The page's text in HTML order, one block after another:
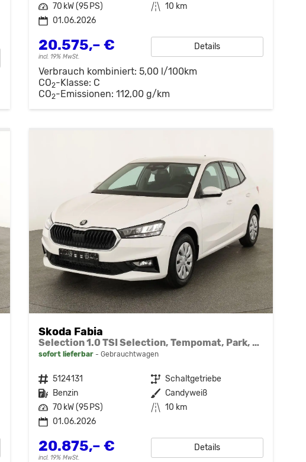
Leistung 70 kW (95 PS) Kilometerstand 10 km
01.06.2026
20.575,– €
incl. 19% MwSt.
Details
Verbrauch kombiniert: 5,00 l/100km
CO2-Klasse: C
CO2-Emissionen: 112,00 g/km
Skoda Fabia
Selection 1.0 TSI Selection, Tempomat, Park, Winterpaket, SmartLink, 4 J.-Garantie
sofort lieferbar Gebrauchtwagen
Fahrzeugnr. 5124131 Getriebe Schaltgetriebe
Kraftstoff Benzin Außenfarbe Candyweiß
Leistung 70 kW (95 PS) Kilometerstand 10 km
01.06.2026
20.875,– €
incl. 19% MwSt.
Details